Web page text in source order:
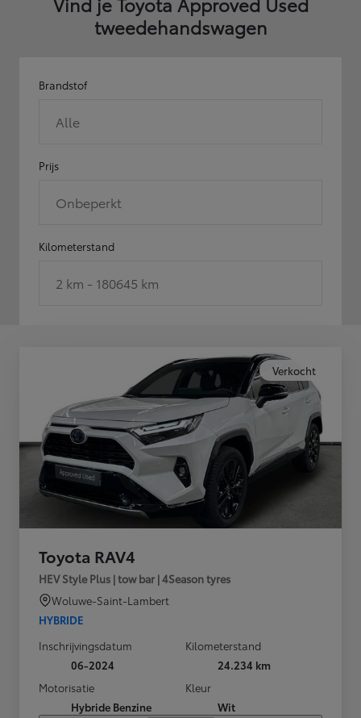
tweedehandswagen
Brandstof
Alle
Prijs
Onbeperkt
Kilometerstand
2 km - 180645 km
Verkocht
Toyota RAV4
HEV Style Plus | tow bar | 4Season tyres
Woluwe-Saint-Lambert
HYBRIDE
Inschrijvingsdatum
06-2024
Kilometerstand
24.234 km
Motorisatie
Hybride Benzine
Kleur
Wit